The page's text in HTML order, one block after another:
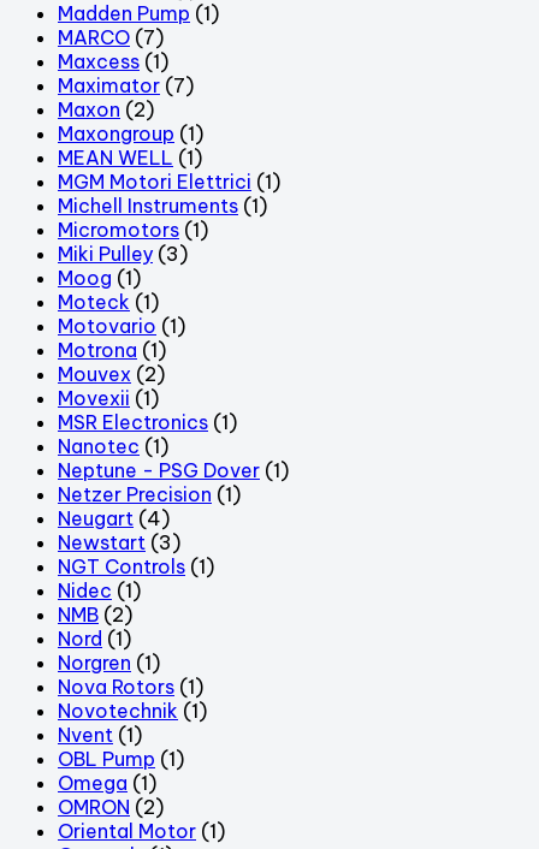
Madden Pump (1)
MARCO (7)
Maxcess (1)
Maximator (7)
Maxon (2)
Maxongroup (1)
MEAN WELL (1)
MGM Motori Elettrici (1)
Michell Instruments (1)
Micromotors (1)
Miki Pulley (3)
Moog (1)
Moteck (1)
Motovario (1)
Motrona (1)
Mouvex (2)
Movexii (1)
MSR Electronics (1)
Nanotec (1)
Neptune - PSG Dover (1)
Netzer Precision (1)
Neugart (4)
Newstart (3)
NGT Controls (1)
Nidec (1)
NMB (2)
Nord (1)
Norgren (1)
Nova Rotors (1)
Novotechnik (1)
Nvent (1)
OBL Pump (1)
Omega (1)
OMRON (2)
Oriental Motor (1)